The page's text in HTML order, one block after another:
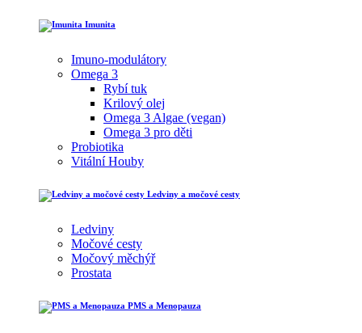
Imunita
Imuno-modulátory
Omega 3
Rybí tuk
Krilový olej
Omega 3 Algae (vegan)
Omega 3 pro děti
Probiotika
Vitální Houby
Ledviny a močové cesty
Ledviny
Močové cesty
Močový měchýř
Prostata
PMS a Menopauza